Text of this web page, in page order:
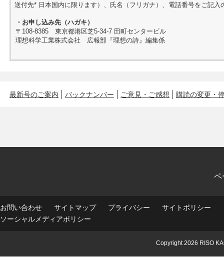
送付先* 日本国内に限ります）、氏名（フリガナ）、電話番号をご記
・お申し込み先（ハガキ）
〒108-8385 東京都港区芝5-34-7 田町センタービル
理想科学工業株式会社 広報部『理想の詩』編集係
最新号のご案内 バックナンバー ご意見・ご感想 購読の変更・
ペ
お問い合わせ サイトマップ プライバシー
サイトポリシー
ソーシャルメディアポリシー
Copyright2026 RISO